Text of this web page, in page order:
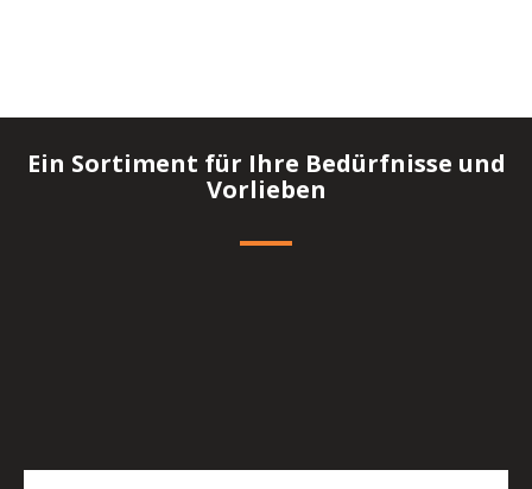
Ein Sortiment für Ihre Bedürfnisse und
Vorlieben